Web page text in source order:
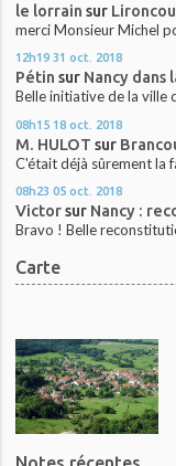
le lorrain sur
merci Monsieur Michel
12h19 31 oct. 2018
Pétin sur Nancy dans
Belle initiative de la ville
08h15 18 oct. 2018
M. HULOT sur
C'était déjà sûrement la
08h23 05 oct. 2018
Victorsur Nancy :
Bravo ! Belle
Carte